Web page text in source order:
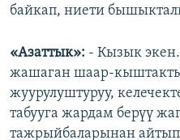
байкап, ниети
«Азаттык»: - Кызык
жашаган шаар-
жуурулуштуруу,
табууга жардам берүү
тажрыйбаларынан айтып